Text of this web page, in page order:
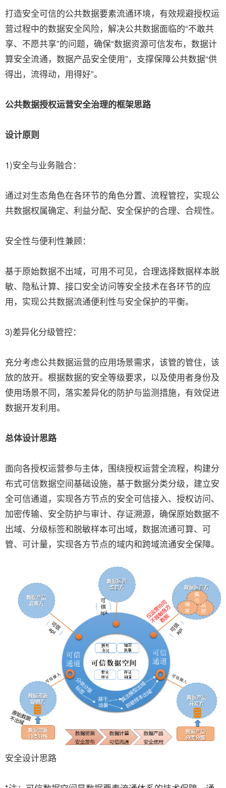
打造安全可信的公共数据要素流通环境，有效规避授权运
营过程中的数据安全风险，解决公共数据面临的“不敢共
享、不愿共享”的问题，确保“数据资源可信发布，数据计
算安全流通，数据产品安全使用”，支撑保障公共数据“供
得出，流得动，用得好”。
公共数据授权运营安全治理的框架思路
设计原则
1)安全与业务融合：
通过对生态角色在各环节的角色分置、流程管控，实现公
共数据权属确定、利益分配、安全保护的合理、合规性。
安全性与便利性兼顾：
基于原始数据不出域，可用不可见，合理选择数据样本脱
敏、隐私计算、接口安全访问等安全技术在各环节的应
用，实现公共数据流通便利性与安全保护的平衡。
3)差异化分级管控：
充分考虑公共数据运营的应用场景需求，该管的管住，该
放的放开。根据数据的安全等级要求，以及使用者身份及
使用场景不同，落实差异化的防护与监测措施，有效促进
数据开发利用。
总体设计思路
面向各授权运营参与主体，围绕授权运营全流程，构建分
布式可信数据空间基础设施，基于数据分类分级，建立安
全可信通道，实现各方节点的安全可信接入、授权访问、
加密传输、安全防护与审计、存证溯源，确保原始数据不
出域、分级标签和脱敏样本可出域，数据流通可算、可
管、可计量，实现各方节点的域内和跨域流通安全保障。
安全设计思路